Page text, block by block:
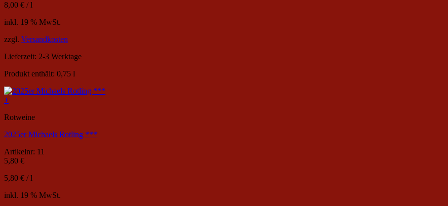
8,00 € /l
inkl. 19 % MwSt.
zzgl. Versandkosten
Lieferzeit: 2-3 Werktage
Produkt enthält: 0,75 l
+
Rotweine
2025er Michaels Rotling ***
Artikelnr: 11
5,80 €
5,80 € /l
inkl. 19 % MwSt.